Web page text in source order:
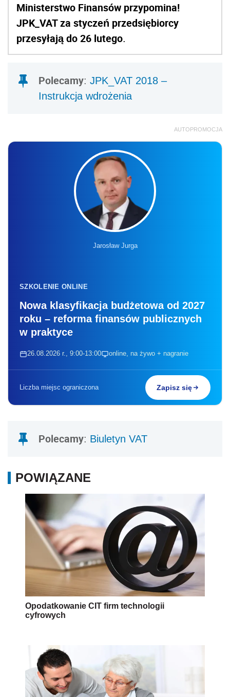
Ministerstwo Finansów przypomina!
JPK_VAT za styczeń przedsiębiorcy
przesyłają do 26 lutego.
Polecamy: JPK_VAT 2018 –
Instrukcja wdrożenia
AUTOPROMOCJA
Jarosław Jurga
SZKOLENIE ONLINE
Nowa klasyfikacja budżetowa od 2027
roku – reforma finansów publicznych
w praktyce
26.08.2026 r., 9:00-13:00 online, na żywo + nagranie
Liczba miejsc ograniczona Zapisz się
Polecamy: Biuletyn VAT
POWIĄZANE
Opodatkowanie CIT firm technologii
cyfrowych